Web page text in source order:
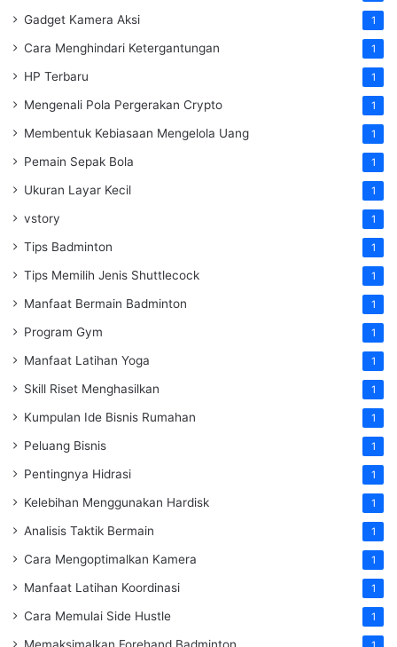
Gadget Kamera Aksi 1
Cara Menghindari Ketergantungan 1
HP Terbaru 1
Mengenali Pola Pergerakan Crypto 1
Membentuk Kebiasaan Mengelola Uang 1
Pemain Sepak Bola 1
Ukuran Layar Kecil 1
vstory 1
Tips Badminton 1
Tips Memilih Jenis Shuttlecock 1
Manfaat Bermain Badminton 1
Program Gym 1
Manfaat Latihan Yoga 1
Skill Riset Menghasilkan 1
Kumpulan Ide Bisnis Rumahan 1
Peluang Bisnis 1
Pentingnya Hidrasi 1
Kelebihan Menggunakan Hardisk 1
Analisis Taktik Bermain 1
Cara Mengoptimalkan Kamera 1
Manfaat Latihan Koordinasi 1
Cara Memulai Side Hustle 1